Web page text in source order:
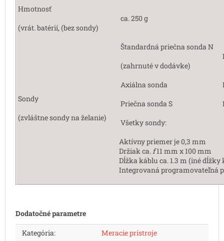
Hmotnosť
(vrát. batérií, (bez sondy)
ca. 250 g
Sondy
(zvláštne sondy na želanie)
Štandardná priečna sonda N
(zahrnuté v dodávke)
Axiálna sonda
Priečna sonda S
Všetky sondy:
Aktívny priemer je 0,3 mm
Držiak ca. f11 mm x 100 mm
Dĺžka káblu ca. 1.3 m (iné dĺžky
Integrovaná programovateľná
Dodatočné parametre
Kategória:
Meracie prístroje